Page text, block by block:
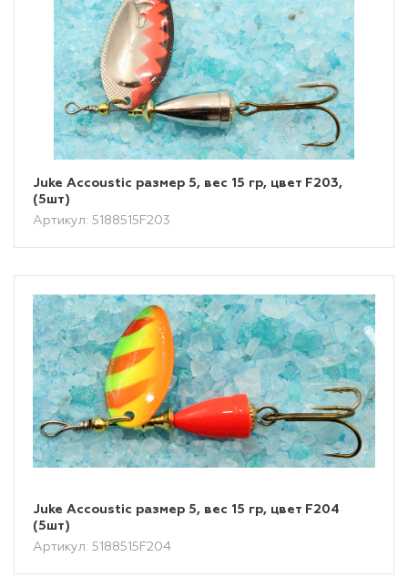
Juke Accoustic размер 5, вес 15 гр, цвет F203,
(5шт)
Артикул: 5188515F203
Juke Accoustic размер 5, вес 15 гр, цвет F204
(5шт)
Артикул: 5188515F204